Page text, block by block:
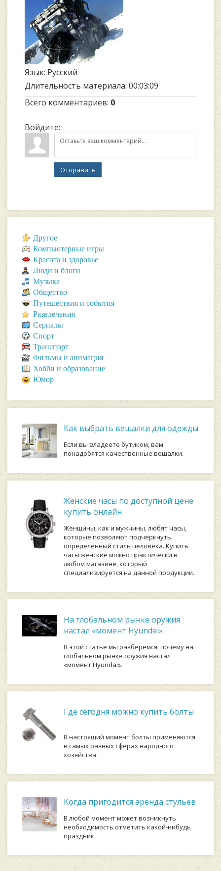
Язык: Русский
Длительность материала: 00:03:09
Всего комментариев: 0
Войдите:
Отправить
Другое
Компьютерные игры
Красота и здоровье
Люди и блоги
Музыка
Общество
Путешествия и события
Развлечения
Сериалы
Спорт
Транспорт
Фильмы и анимация
Хобби и образование
Юмор
Как выбрать вешалки для одежды
Если вы владеете бутиком, вам
понадобятся качественные вешалки.
Женские часы по доступной цене
купить онлайн
Женщины, как и мужчины, любят часы,
которые позволяют подчеркнуть
определенный стиль человека. Купить
часы женские можно практически в
любом магазине, который
специализируется на данной продукции.
На глобальном рынке оружия
настал «момент Hyundai»
В этой статье мы разберемся, почему на
глобальном рынке оружия настал
«момент Hyundai».
Где сегодня можно купить болты
В настоящий момент болты применяются
в самых разных сферах народного
хозяйства.
Когда пригодится аренда стульев
В любой момент может возникнуть
необходимость отметить какой-нибудь
праздник.